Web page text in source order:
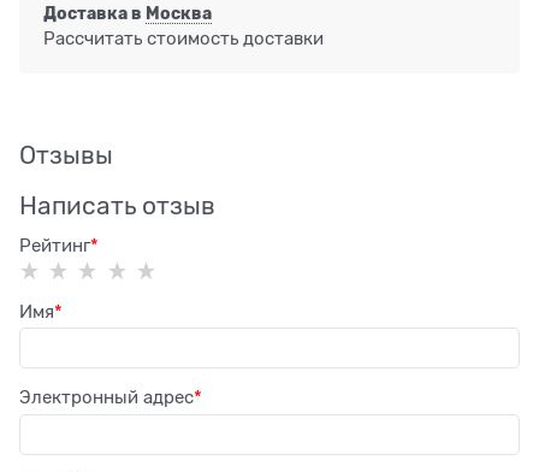
Доставка в Москва
Рассчитать стоимость доставки
Отзывы
Написать отзыв
Рейтинг
Имя
Электронный адрес